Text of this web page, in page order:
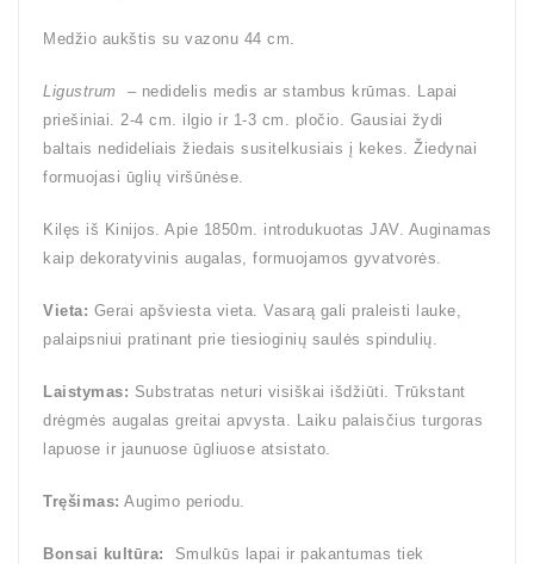
Medžio aukštis su vazonu 44 cm.
Ligustrum
– nedidelis medis ar stambus krūmas. Lapai
priešiniai. 2-4 cm. ilgio ir 1-3 cm. pločio. Gausiai žydi
baltais nedideliais žiedais susitelkusiais į kekes. Žiedynai
formuojasi ūglių viršūnėse.
Kilęs iš Kinijos. Apie 1850m. introdukuotas JAV. Auginamas
kaip dekoratyvinis augalas, formuojamos gyvatvorės.
Vieta: Gerai apšviesta vieta. Vasarą gali praleisti lauke,
palaipsniui pratinant prie tiesioginių saulės spindulių.
Laistymas: Substratas neturi visiškai išdžiūti. Trūkstant
drėgmės augalas greitai apvysta. Laiku palaisčius turgoras
lapuose ir jaunuose ūgliuose atsistato.
Tręšimas: Augimo periodu.
Bonsai kultūra: Smulkūs lapai ir pakantumas tiek